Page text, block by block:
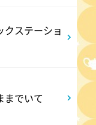
ビ
クステーショ
までいて